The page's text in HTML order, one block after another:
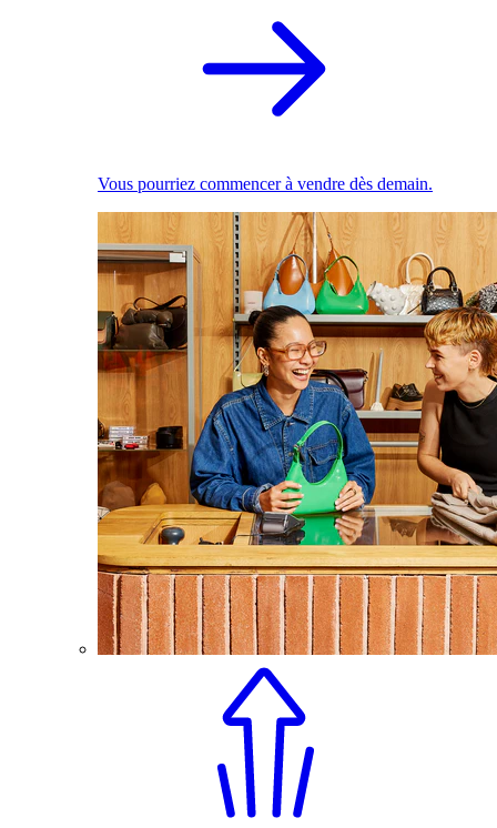
Vous pourriez commencer à vendre dès demain.